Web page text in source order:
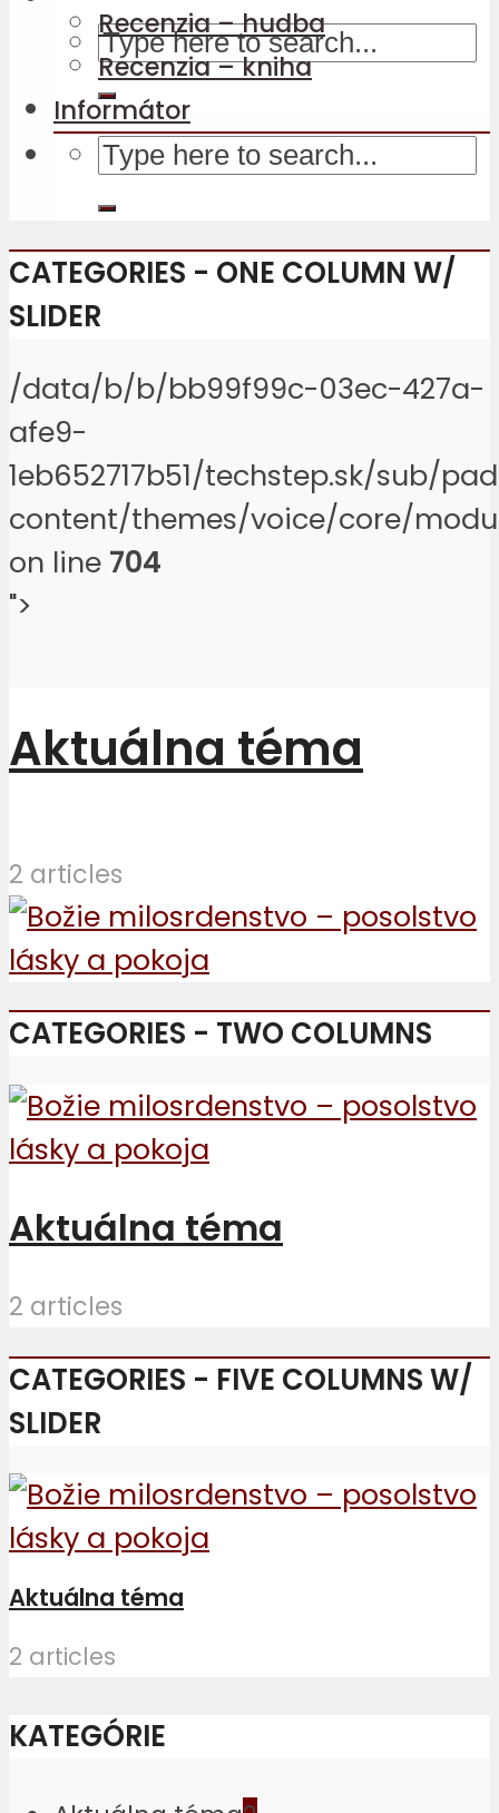
Recenzia – hudba
Recenzia – kniha
Informátor
CATEGORIES - ONE COLUMN W/
SLIDER
/data/b/b/bb99f99c-03ec-427a-
afe9-
1eb652717b51/techstep.sk/sub/
content/themes/voice/core/
on line 704
">
Aktuálna téma
2 articles
CATEGORIES - TWO COLUMNS
Aktuálna téma
2 articles
CATEGORIES - FIVE COLUMNS W/
SLIDER
Aktuálna téma
2 articles
KATEGÓRIE